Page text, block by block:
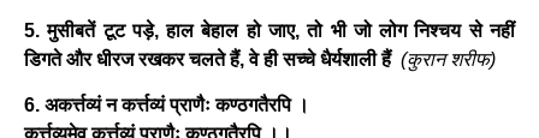
5. मुसीबतें टूट पड़े, हाल बेहाल हो जाए, तो भी जो लोग निश्चय से नहीं
डिगते और धीरज रखकर चलते हैं, वे ही सच्चे धैर्यशाली हैं (कुरान शरीफ)
6. अकर्त्तव्यं न कर्त्तव्यं प्राणैः कण्ठगतैरपि ।